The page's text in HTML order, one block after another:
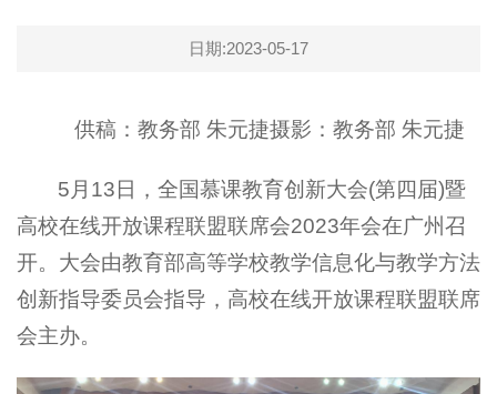
日期:2023-05-17
供稿：教务部 朱元捷摄影：教务部 朱元捷
5月13日，全国慕课教育创新大会(第四届)暨
高校在线开放课程联盟联席会2023年会在广州召
开。大会由教育部高等学校教学信息化与教学方法
创新指导委员会指导，高校在线开放课程联盟联席
会主办。